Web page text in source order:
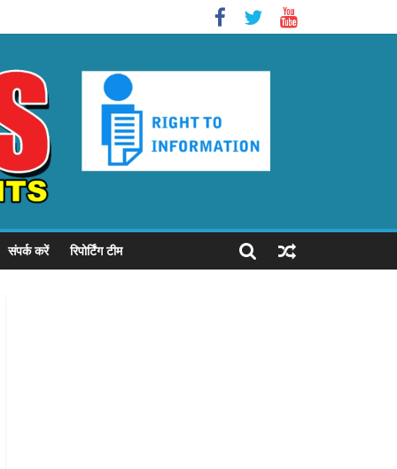
संपर्क करें रिपोर्टिंग टीम